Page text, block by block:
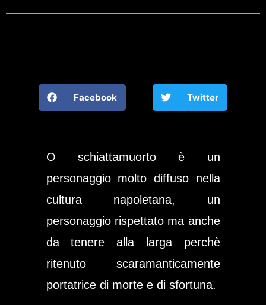
Facebook Twitter
O schiattamuorto è un
personaggio molto diffuso nella
cultura napoletana, un
personaggio rispettato ma anche
da tenere alla larga perchè
ritenuto scaramanticamente
portatrice di morte e di sfortuna.